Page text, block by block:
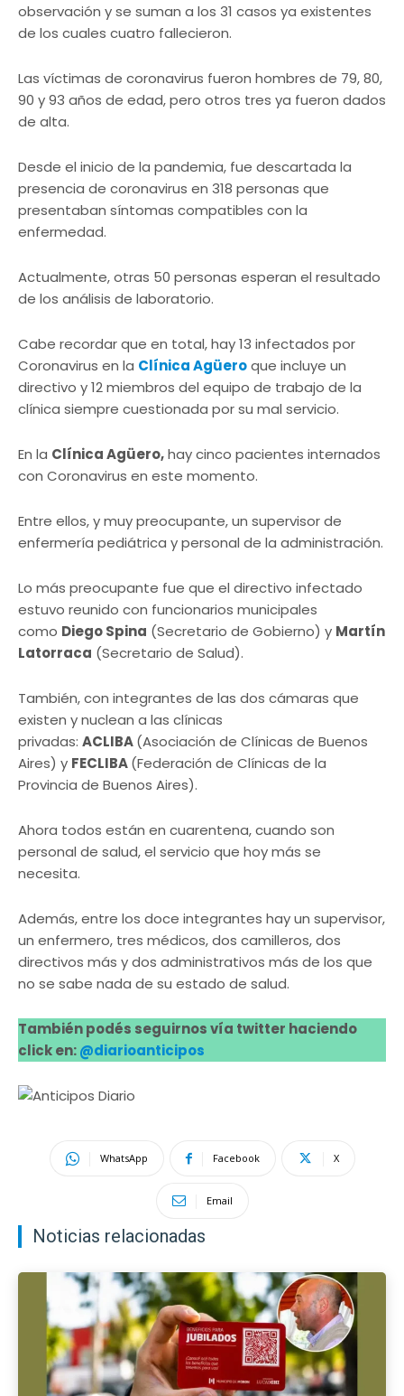
observación y se suman a los 31 casos ya existentes
de los cuales cuatro fallecieron.
Las víctimas de coronavirus fueron hombres de 79, 80,
90 y 93 años de edad, pero otros tres ya fueron dados
de alta.
Desde el inicio de la pandemia, fue descartada la
presencia de coronavirus en 318 personas que
presentaban síntomas compatibles con la
enfermedad.
Actualmente, otras 50 personas esperan el resultado
de los análisis de laboratorio.
Cabe recordar que en total, hay 13 infectados por
Coronavirus en la Clínica Agüeroque incluye un
directivo y 12 miembros del equipo de trabajo de la
clínica siempre cuestionada por su mal servicio.
En la Clínica Agüero,hay cinco pacientes internados
con Coronavirus en este momento.
Entre ellos, y muy preocupante, un supervisor de
enfermería pediátrica y personal de la administración.
Lo más preocupante fue que el directivo infectado
estuvo reunido con funcionarios municipales
como Diego Spina (Secretario de Gobierno) y Martín
Latorraca (Secretario de Salud).
También, con integrantes de las dos cámaras que
existen y nuclean a las clínicas
privadas: ACLIBA(Asociación de Clínicas de Buenos
Aires) y FECLIBA(Federación de Clínicas de la
Provincia de Buenos Aires).
Ahora todos están en cuarentena, cuando son
personal de salud, el servicio que hoy más se
necesita.
Además, entre los doce integrantes hay un supervisor,
un enfermero, tres médicos, dos camilleros, dos
directivos más y dos administrativos más de los que
no se sabe nada de su estado de salud.
También podés seguirnos vía twitter haciendo
click en:@diarioanticipos
WhatsApp Facebook X
Email
Noticias relacionadas